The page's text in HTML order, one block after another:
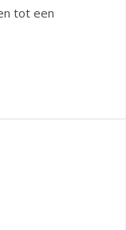
tot een